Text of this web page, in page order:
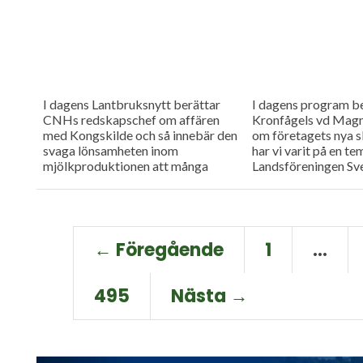
I dagens Lantbruksnytt berättar
CNHs redskapschef om affären
med Kongskilde och så innebär den
svaga lönsamheten inom
mjölkproduktionen att många
I dagens program
Kronfågels vd
om företagets nya
har vi varit på en
Landsföreningen
← Föregående 1
…
495
Nästa →